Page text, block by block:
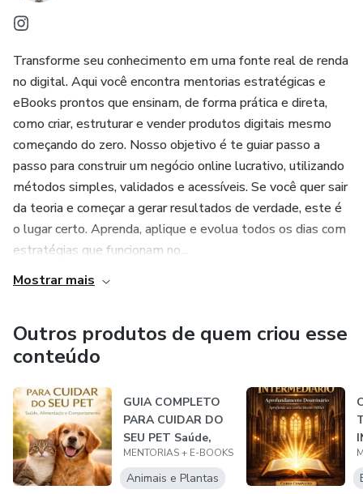
em um passo consciente rumo à plenitude.
Com uma estrutura estratégica e progressiva, este e-book
leva você de um lugar de esforço constante para um
estado de descanso ativo, onde a fé se torna prática, a
vitória se torna diária e a vida se transforma em expressão
de princípios sólidos.
Se você está cansado de lutar sem ver resultados e deseja
experimentar uma transformação profunda e duradoura,
este livro é seu guia para acessar o favor divino, fortalecer
seu interior e viver com consistência, equilíbrio e propósito.
Transforme seu conhecimento em uma fonte real de renda
no digital. Aqui você encontra mentorias estratégicas e
eBooks prontos que ensinam, de forma prática e direta,
como criar, estruturar e vender produtos digitais mesmo
começando do zero. Nosso objetivo é te guiar passo a
passo para construir um negócio online lucrativo, utilizando
métodos simples, validados e acessíveis. Se você quer sair
da teoria e começar a gerar resultados de verdade, este é
o lugar certo. Aprenda, aplique e evolua todos os dias com
estratégias que funcionam no...
Mostrar mais
Outros produtos de quem criou esse
conteúdo
GUIA COMPLETO
PARA CUIDAR DO
SEU PET Saúde,
Alimentação e Co...
MENTORIAS + E-BOOKS
Animais e Plantas